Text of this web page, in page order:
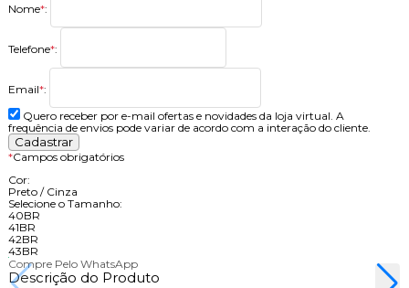
Nome*:
Telefone*:
Email*:
Quero receber por e-mail ofertas e novidades da loja virtual. A
frequência de envios pode variar de acordo com a interação do cliente.
*Campos obrigatórios
Cor:
Preto / Cinza
Selecione o Tamanho:
40BR
41BR
42BR
43BR
Compre Pelo WhatsApp
Descrição do Produto